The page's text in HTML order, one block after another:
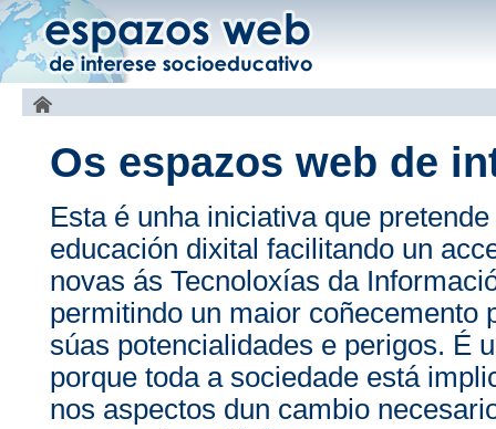
Os espazos web de
Esta é unha iniciativa que
educación dixital facilitando un
novas ás Tecnoloxías da
permitindo un maior coñecemento
súas potencialidades e perigos. É
porque toda a sociedade está
nos aspectos dun cambio